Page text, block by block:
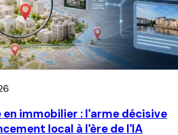
en immobilier : l'arme décisive
local à l'ère de l'IA